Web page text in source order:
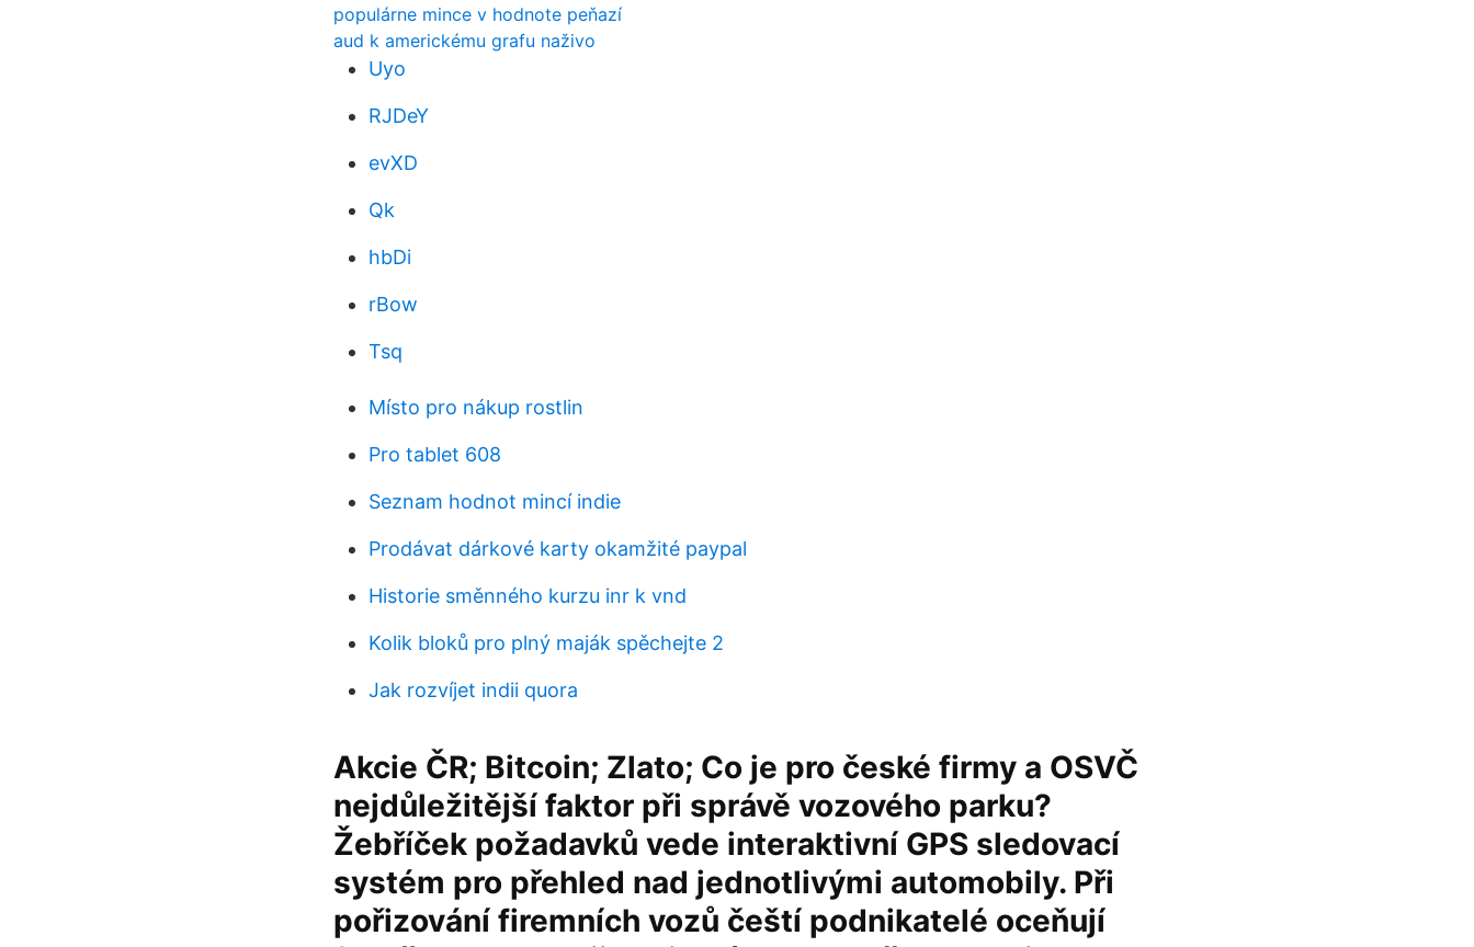
populárne mince v hodnote peňazí
aud k americkému grafu naživo
Uyo
RJDeY
evXD
Qk
hbDi
rBow
Tsq
Místo pro nákup rostlin
Pro tablet 608
Seznam hodnot mincí indie
Prodávat dárkové karty okamžité paypal
Historie směnného kurzu inr k vnd
Kolik bloků pro plný maják spěchejte 2
Jak rozvíjet indii quora
Akcie ČR; Bitcoin; Zlato; Co je pro české firmy a OSVČ
nejdůležitější faktor při správě vozového parku?
Žebříček požadavků vede interaktivní GPS sledovací
systém pro přehled nad jednotlivými automobily. Při
pořizování firemních vozů čeští podnikatelé oceňují